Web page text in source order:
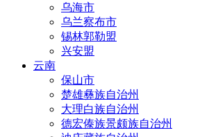
乌海市
乌兰察布市
锡林郭勒盟
兴安盟
云南
保山市
楚雄彝族自治州
大理白族自治州
德宏傣族景颇族自治州